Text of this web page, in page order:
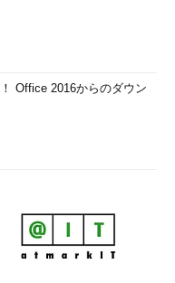
Office 2016からのダウン